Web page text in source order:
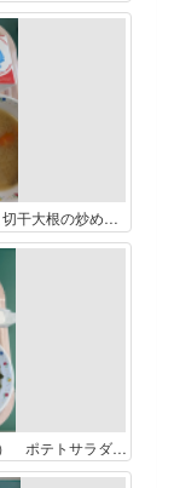
4月9日 ご飯 牛乳 さわらの西京焼き 豚肉と切干大根の炒め物 味噌けんちん汁
4月10日 ご飯 牛乳 ハンバーグ（おろしだれ） ポテトサラダ わかめと卵のスープ アイスデザート（バニラ）